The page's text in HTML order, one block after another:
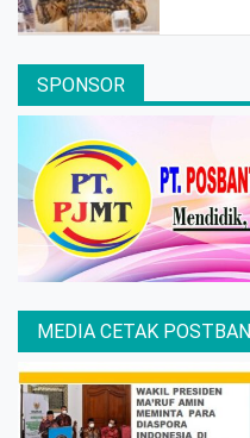
SPONSOR
MEDIA CETAK